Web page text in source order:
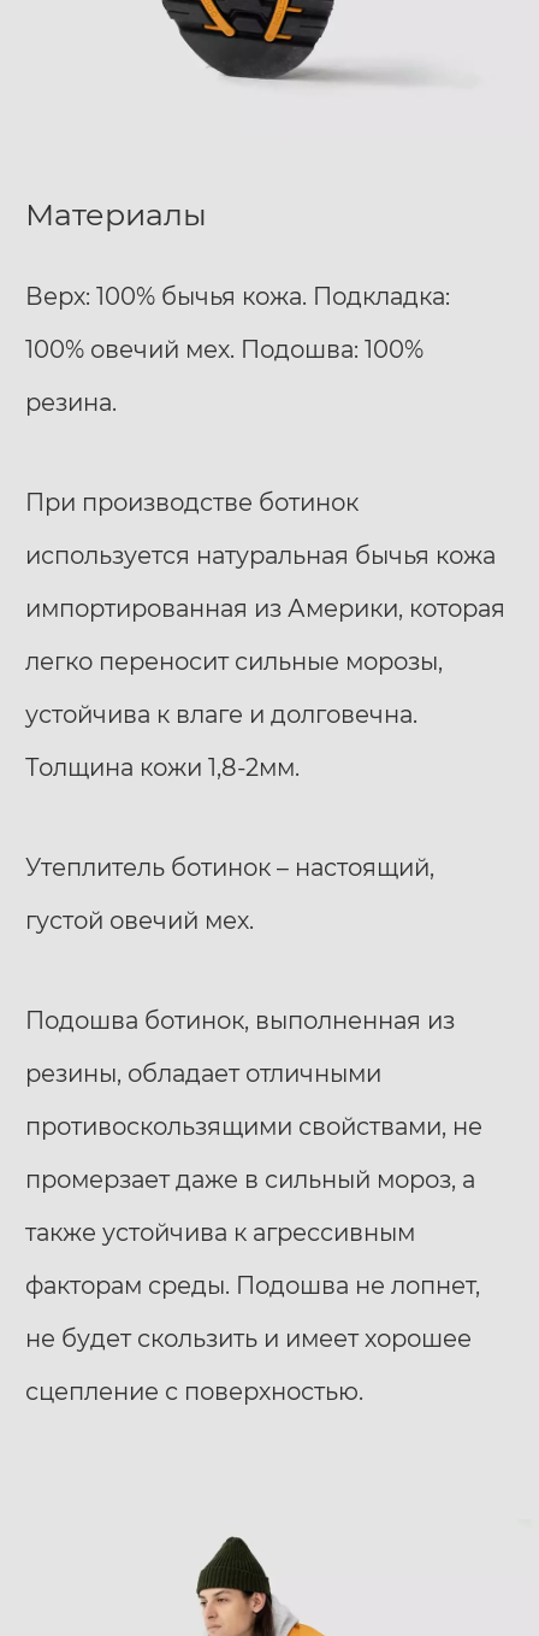
Материалы
Верх: 100% бычья кожа. Подкладка:
100% овечий мех. Подошва: 100%
резина.
При производстве ботинок
используется натуральная бычья кожа
импортированная из Америки, которая
легко переносит сильные морозы,
устойчива к влаге и долговечна.
Толщина кожи 1,8-2мм.
Утеплитель ботинок – настоящий,
густой овечий мех.
Подошва ботинок, выполненная из
резины, обладает отличными
противоскользящими свойствами, не
промерзает даже в сильный мороз, а
также устойчива к агрессивным
факторам среды. Подошва не лопнет,
не будет скользить и имеет хорошее
сцепление с поверхностью.